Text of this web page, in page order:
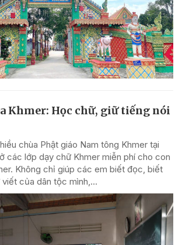
Khmer: Học chữ, giữ tiếng nói
chùa Phật giáo Nam tông Khmer tại
các lớp dạy chữ Khmer miễn phí cho con
Không chỉ giúp các em biết đọc, biết
của dân tộc mình,...